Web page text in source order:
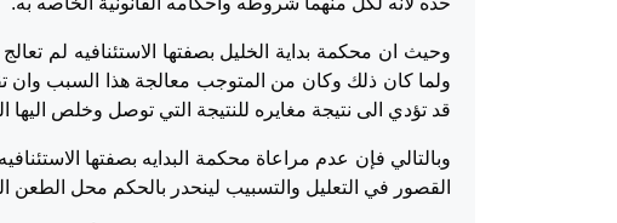
وحيث ان محكمة بداية الخليل بصفتها الاستئنافيه لم
ولما كان ذلك وكان من المتوجب معالجة هذا السبب وان
قد تؤدي الى نتيجة مغايره للنتيجة التي توصل وخلص
وبالتالي فإن عدم مراعاة محكمة البدايه بصفتها
القصور في التعليل والتسبيب لينحدر بالحكم محل الطعن